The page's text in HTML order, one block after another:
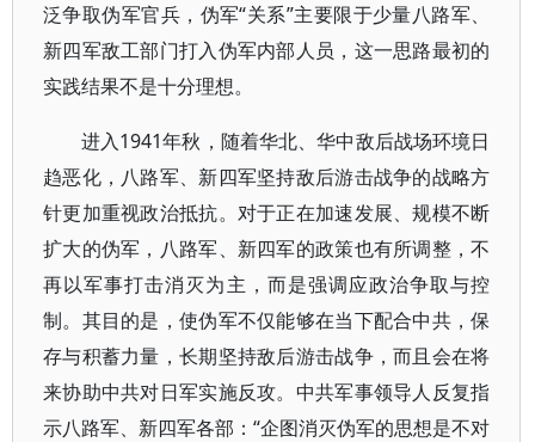
泛争取伪军官兵，伪军“关系”主要限于少量八路军、
新四军敌工部门打入伪军内部人员，这一思路最初的
实践结果不是十分理想。
进入1941年秋，随着华北、华中敌后战场环境日
趋恶化，八路军、新四军坚持敌后游击战争的战略方
针更加重视政治抵抗。对于正在加速发展、规模不断
扩大的伪军，八路军、新四军的政策也有所调整，不
再以军事打击消灭为主，而是强调应政治争取与控
制。其目的是，使伪军不仅能够在当下配合中共，保
存与积蓄力量，长期坚持敌后游击战争，而且会在将
来协助中共对日军实施反攻。中共军事领导人反复指
示八路军、新四军各部：“企图消灭伪军的思想是不对